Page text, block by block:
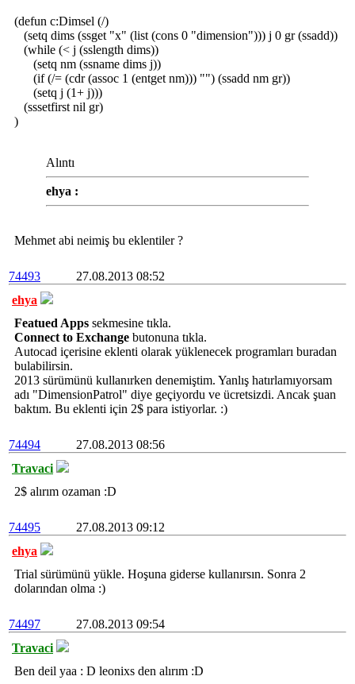
(defun c:Dimsel (/)
(setq dims (ssget "x" (list (cons 0 "dimension"))) j 0 gr (ssadd))
(while (< j (sslength dims))
(setq nm (ssname dims j))
(if (/= (cdr (assoc 1 (entget nm))) "") (ssadd nm gr))
(setq j (1+ j)))
(sssetfirst nil gr)
)
Alıntı
ehya :
Mehmet abi neimiş bu eklentiler ?
74493
27.08.2013 08:52
ehya
Featued Apps sekmesine tıkla.
Connect to Exchange butonuna tıkla.
Autocad içerisine eklenti olarak yüklenecek programları buradan
bulabilirsin.
2013 sürümünü kullanırken denemiştim. Yanlış hatırlamıyorsam
adı "DimensionPatrol" diye geçiyordu ve ücretsizdi. Ancak şuan
baktım. Bu eklenti için 2$ para istiyorlar. :)
74494
27.08.2013 08:56
Travaci
2$ alırım ozaman :D
74495
27.08.2013 09:12
ehya
Trial sürümünü yükle. Hoşuna giderse kullanırsın. Sonra 2
dolarından olma :)
74497
27.08.2013 09:54
Travaci
Ben deil yaa : D leonixs den alırım :D